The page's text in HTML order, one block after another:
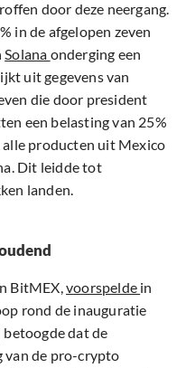
door deze neergang.
in de afgelopen zeven
Solana onderging een
uit gegevens van
die door president
een belasting van 25%
producten uit Mexico
Dit leidde tot
landen.
BitMEX,voorspelde in
rond de inauguratie
dat de
van de pro-crypto